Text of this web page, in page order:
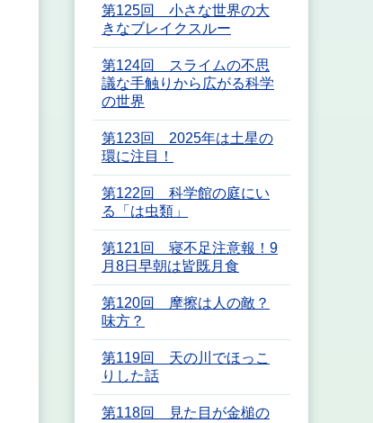
第125回 小さな世界の大
きなブレイクスルー
第124回 スライムの不思
議な手触りから広がる科学
の世界
第123回 2025年は土星の
環に注目！
第122回 科学館の庭にい
る「は虫類」
第121回 寝不足注意報！9
月8日早朝は皆既月食
第120回 摩擦は人の敵？
味方？
第119回 天の川でほっこ
りした話
第118回 見た目が金槌の